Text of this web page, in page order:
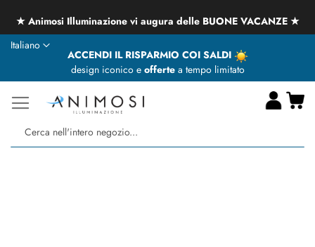
★ Animosi Illuminazione vi augura delle BUONE VACANZE ★
ACCENDI IL RISPARMIO COI SALDI
design iconico e offertea tempo limitato
Lingua
Italiano